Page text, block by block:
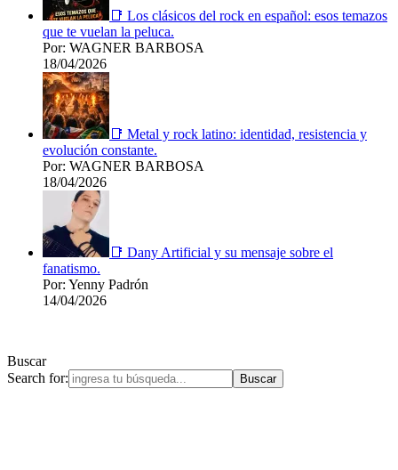
📑 Los clásicos del rock en español: esos temazos
que te vuelan la peluca.
Por: WAGNER BARBOSA
18/04/2026
📑 Metal y rock latino: identidad, resistencia y
evolución constante.
Por: WAGNER BARBOSA
18/04/2026
📑 Dany Artificial y su mensaje sobre el
fanatismo.
Por: Yenny Padrón
14/04/2026
Buscar
Search for: